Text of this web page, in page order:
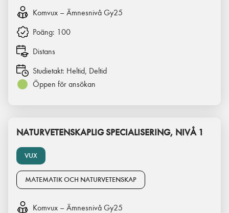
Komvux – Ämnesnivå Gy25
Poäng: 100
Distans
Studietakt: Heltid, Deltid
Öppen för ansökan
VUX
NATURVETENSKAPLIG SPECIALISERING, NIVÅ 1
MATEMATIK OCH NATURVETENSKAP
Komvux – Ämnesnivå Gy25